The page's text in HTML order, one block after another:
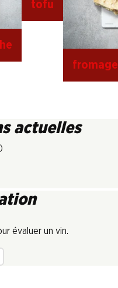
tofu
actuelles
évaluer un vin.